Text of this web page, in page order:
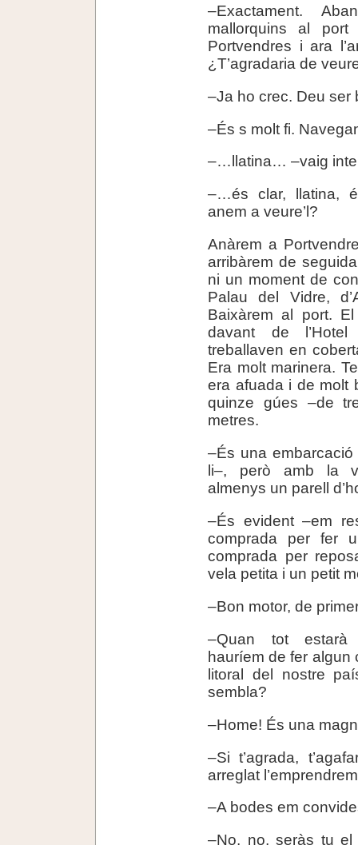
–Exactament.
mallorquins al port
Portvendres i ara
¿T’agradaria de
–Ja ho crec. Deu
–És s molt fi.
–…llatina… –vaig
–…és clar, llatina,
anem a veure’l?
Anàrem a
arribàrem de
ni un moment de
Palau del Vidre,
Baixàrem al port.
davant de
treballaven en
Era molt marinera.
era afuada i de molt
quinze gúes –de
metres.
–És una
li–, però amb la
almenys un parell
–És evident –em
comprada per fer
comprada per
vela petita i un petit
–Bon motor, de
–Quan tot
hauríem de fer algun
litoral del nostre
sembla?
–Home! És una
–Si t’agrada,
arreglat
–A bodes em
–No, no, seràs tu el